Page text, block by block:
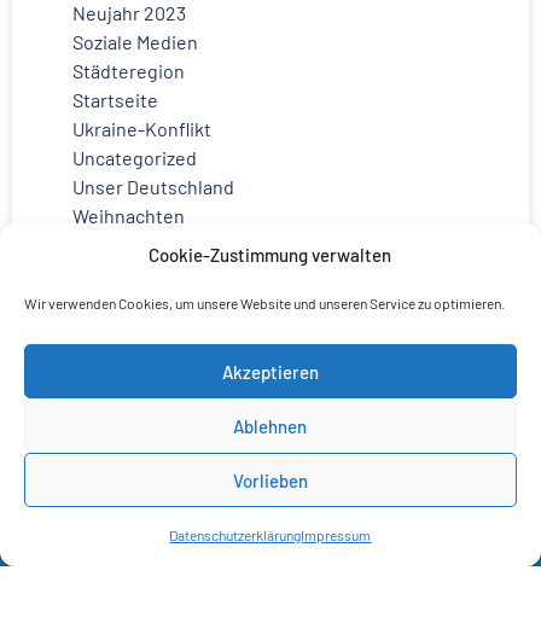
Cookie-Zustimmung verwalten
Wir verwenden Cookies, um unsere Website und unseren Service zu optimieren.
Akzeptieren
Ablehnen
Vorlieben
DatenschutzerklärungImpressum
Neujahr 2023
Soziale Medien
Städteregion
Startseite
Ukraine-Konflikt
Uncategorized
Unser Deutschland
Weihnachten